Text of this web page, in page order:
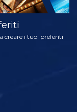
creare i tuoi preferiti